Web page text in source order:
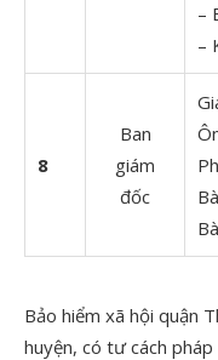
–
–
8
Ban
giám
đốc
Bảo hiểm xã hội quận
huyện, có tư cách